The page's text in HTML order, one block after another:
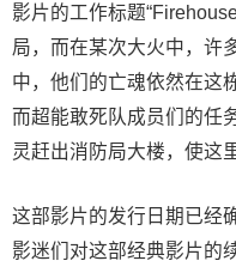
影片的工作标题
局，而在某次大火中，许
中，他们的亡魂依然在这
而超能敢死队成员们的任
灵赶出消防局大楼，使这
这部影片的发行日期已经
影迷们对这部经典影片的